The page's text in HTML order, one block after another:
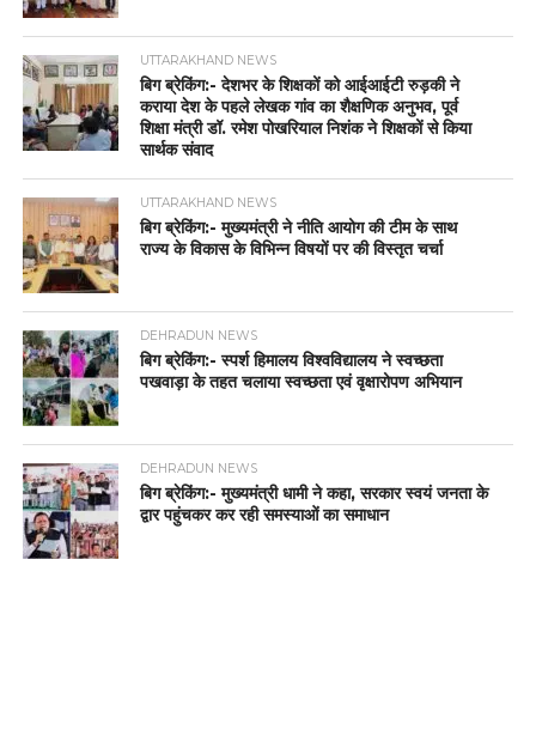
UTTARAKHAND NEWS
बिग ब्रेकिंग:- देशभर के शिक्षकों को आईआईटी रुड़की ने
कराया देश के पहले लेखक गांव का शैक्षणिक अनुभव, पूर्व
शिक्षा मंत्री डॉ. रमेश पोखरियाल निशंक ने शिक्षकों से किया
सार्थक संवाद
UTTARAKHAND NEWS
बिग ब्रेकिंग:- मुख्यमंत्री ने नीति आयोग की टीम के साथ
राज्य के विकास के विभिन्न विषयों पर की विस्तृत चर्चा
DEHRADUN NEWS
बिग ब्रेकिंग:- स्पर्श हिमालय विश्वविद्यालय ने स्वच्छता
पखवाड़ा के तहत चलाया स्वच्छता एवं वृक्षारोपण अभियान
DEHRADUN NEWS
बिग ब्रेकिंग:- मुख्यमंत्री धामी ने कहा, सरकार स्वयं जनता के
द्वार पहुंचकर कर रही समस्याओं का समाधान